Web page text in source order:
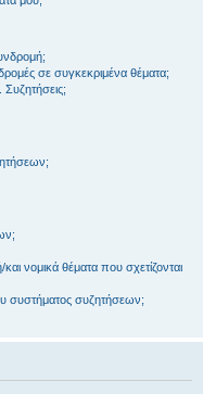
σε συγκεκριμένα θέματα;
νομικά θέματα που σχετίζονται
συστήματος συζητήσεων;